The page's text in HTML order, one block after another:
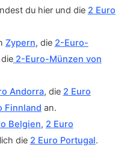
du hier und die 2 Euro
Zypern, die 2-Euro-
2-Euro-Münzen von
Andorra, die 2 Euro
Finnland an.
Belgien, 2 Euro
die 2 Euro Portugal.